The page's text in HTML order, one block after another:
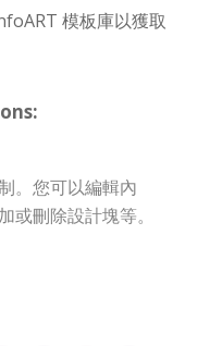
模板庫以獲取
。您可以編輯內
或刪除設計塊等。